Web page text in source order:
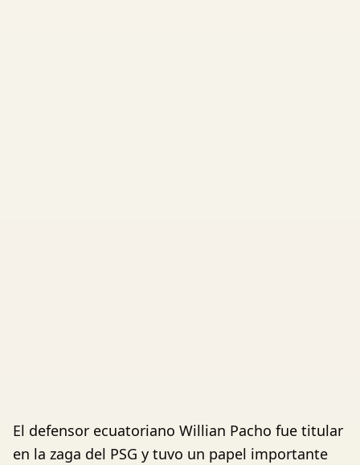
El defensor ecuatoriano Willian Pacho fue titular
en la zaga del PSG y tuvo un papel importante